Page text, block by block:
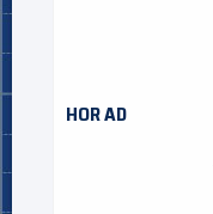
HOR AD